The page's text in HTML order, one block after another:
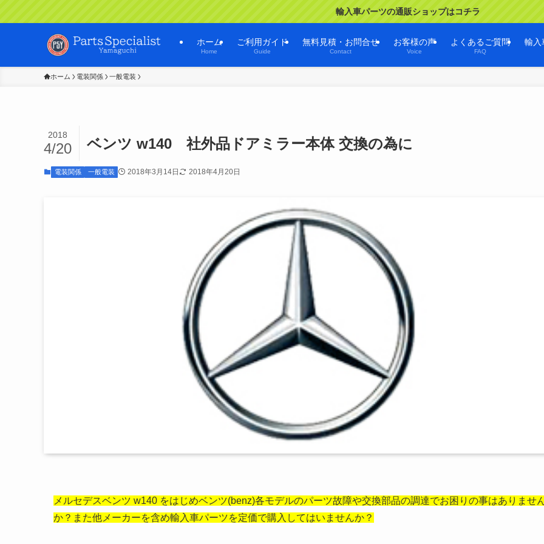
輸入車パーツの通販ショップはコチラ
ホーム
Home
ご利用ガイド
Guide
無料見積・お問合せ
Contact
お客様の声
Voice
よくあるご質問
FAQ
輸入
ホーム 電装関係 一般電装
ベンツ w140 社外品ドアミラー本体 交換の為に
2018
4/20
電装関係 一般電装 2018年3月14日 2018年4月20日
メルセデスベンツ w140 をはじめベンツ(benz)各モデルのパーツ故障や交換部品の調達でお困りの事はありませ
か？また他メーカーを含め輸入車パーツを定価で購入してはいませんか？